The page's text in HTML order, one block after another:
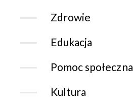
Zdrowie
Edukacja
Pomoc społeczna
Kultura